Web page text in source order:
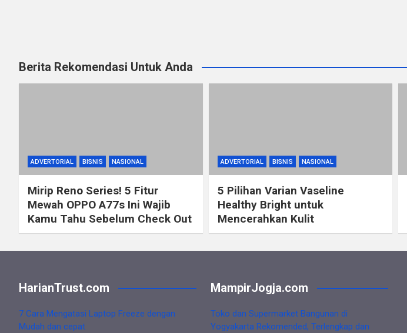
Berita Rekomendasi Untuk Anda
ADVERTORIAL BISNIS NASIONAL
Mirip Reno Series! 5 Fitur
Mewah OPPO A77s Ini Wajib
Kamu Tahu Sebelum Check Out
ADVERTORIAL BISNIS NASIONAL
5 Pilihan Varian Vaseline
Healthy Bright untuk
Mencerahkan Kulit
HarianTrust.com
7 Cara Mengatasi Laptop Freeze dengan
Mudah dan cepat
MampirJogja.com
Toko dan Supermarket Bangunan di
Yogyakarta Rekomended, Terlengkap dan